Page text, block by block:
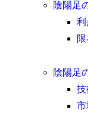
陰陽足
利
陰陽足
技
市